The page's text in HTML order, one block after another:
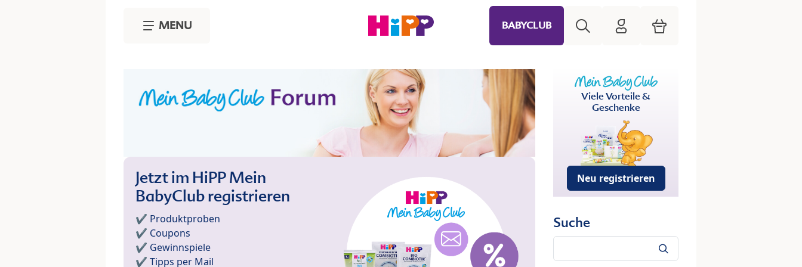
MENU BABYCLUB HiPP Mein Babyclub
Warenkorb
Jetzt im HiPP Mein
BabyClub registrieren
✔️ Produktproben
✔️ Coupons
✔️ Gewinnspiele
✔️ Tipps per Mail
Viele Vorteile &
Geschenke
Neu registrieren
Suche